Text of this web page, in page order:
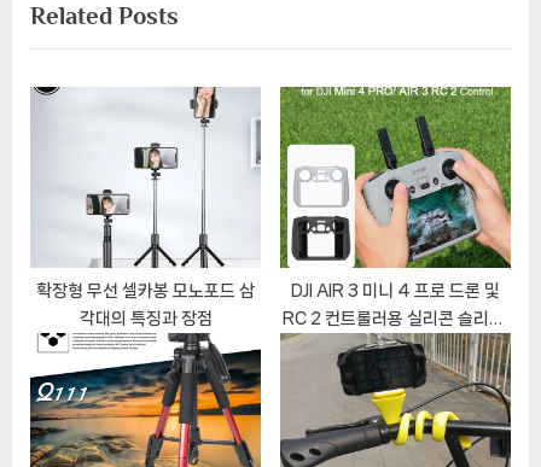
색
v
i
o
t
t
P
Related Posts
확장형 무선 셀카봉 모노포드 삼
각대의 특징과 장점
DJI AIR 3 미니 4 프로 드론 및
RC 2 컨트롤러용 실리콘 슬리브:
보호와 스타일의 완벽한 조화